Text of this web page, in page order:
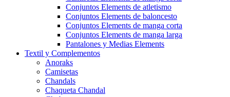
Conjuntos Elements de atletismo
Conjuntos Elements de baloncesto
Conjuntos Elements de manga corta
Conjuntos Elements de manga larga
Pantalones y Medias Elements
Textil y Complementos
Anoraks
Camisetas
Chandals
Chaqueta Chandal